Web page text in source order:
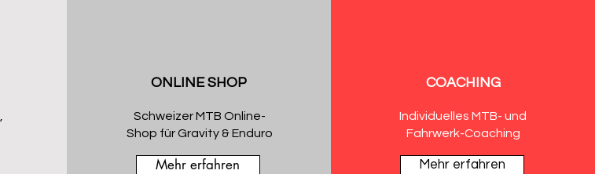
ONLINE SHOP
Schweizer MTB Online-
Shop für Gravity & Enduro
Mehr erfahren
COACHING
Individuelles MTB- und
Fahrwerk-Coaching
Mehr erfahren